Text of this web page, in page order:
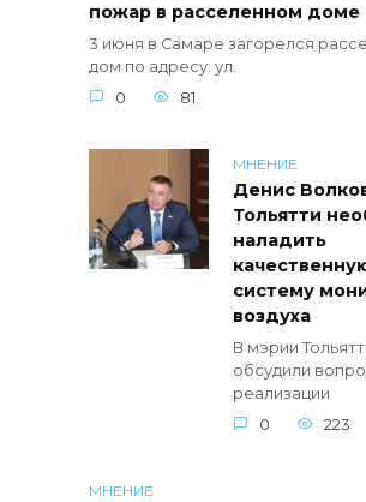
пожар в расселенном доме
3 июня в Самаре загорелся
дом по адресу: ул.
0
81
МНЕНИЕ
Денис
Тольятти
наладить
систему
воздуха
В мэрии
обсудили
реализации
0
223
МНЕНИЕ